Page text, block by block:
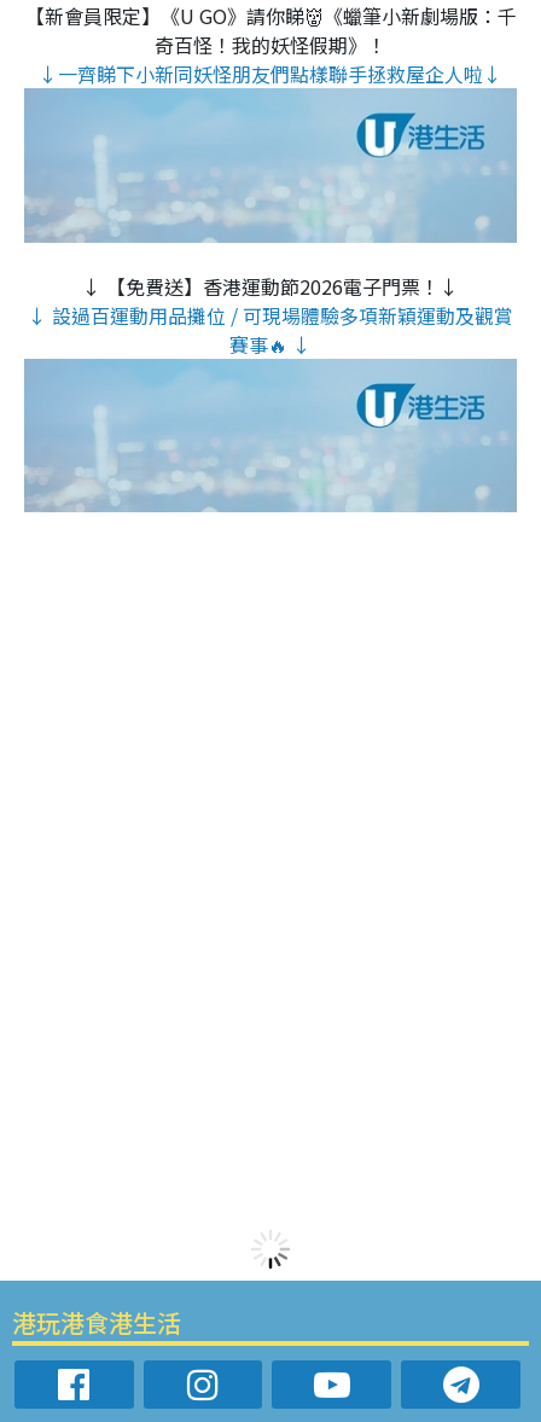
【新會員限定】《U GO》請你睇👹《蠟筆小新劇場版：千
奇百怪！我的妖怪假期》！
↓一齊睇下小新同妖怪朋友們點樣聯手拯救屋企人啦↓
↓ 【免費送】香港運動節2026電子門票！↓
↓ 設過百運動用品攤位 / 可現場體驗多項新穎運動及觀賞
賽事🔥 ↓
港玩港食港生活